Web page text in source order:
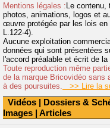
Vidéos | Dossiers &
Images | Articles
Mentions légales :Le contenu,
photos, animations, logos et
œuvre protégée par les lois en
L.122-4).
Aucune exploitation
données qui sont présentées
l'accord préalable et écrit de la
Toute reproduction même
de la marque Bricovidéo sans
à des poursuites.
>> Lire la